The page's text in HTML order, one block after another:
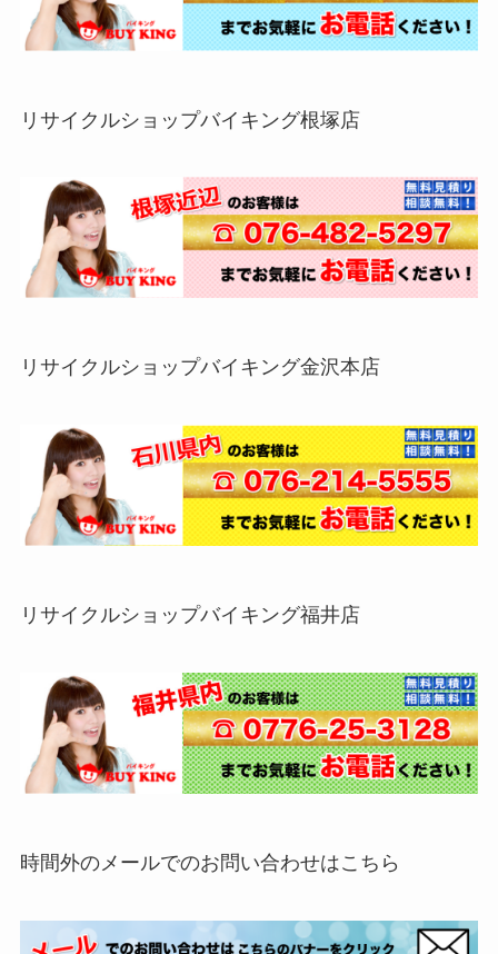
リサイクルショップバイキング根塚店
リサイクルショップバイキング金沢本店
リサイクルショップバイキング福井店
時間外のメールでのお問い合わせはこちら